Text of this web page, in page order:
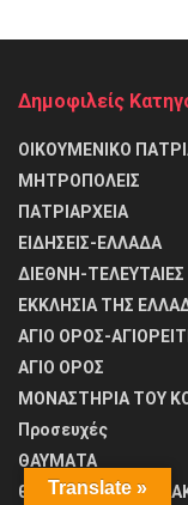
Δημοφιλείς
ΟΙΚΟΥΜΕΝΙΚΟ
ΜΗΤΡΟΠΟΛΕΙΣ
ΠΑΤΡΙΑΡΧΕΙΑ
ΕΙΔΗΣΕΙΣ-ΕΛΛΑΔΑ
ΔΙΕΘΝΗ-ΤΕΛΕΥΤΑΙΕΣ
ΕΚΚΛΗΣΙΑ ΤΗΣ
ΑΓΙΟ ΟΡΟΣ-
ΑΓΙΟ ΟΡΟΣ
ΜΟΝΑΣΤΗΡΙΑ ΤΟΥ
Προσευχές
ΘΑΥΜΑΤΑ
θΕΟΛΟΓΙΚΑ ΚΑΙ
Translate »